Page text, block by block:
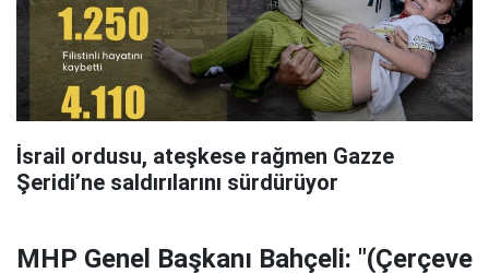
İsrail ordusu, ateşkese rağmen Gazze
Şeridi’ne saldırılarını sürdürüyor
MHP Genel Başkanı Bahçeli: "(Çerçeve